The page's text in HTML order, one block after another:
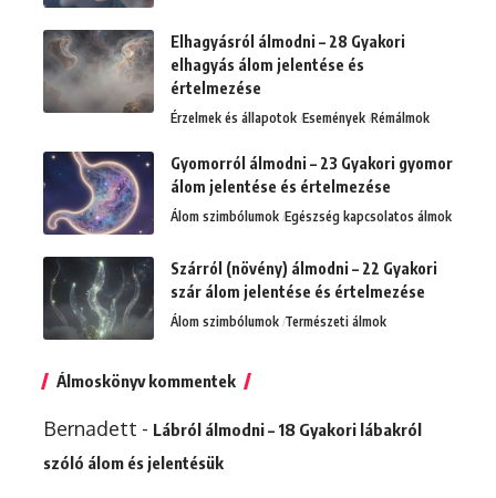
Elhagyásról álmodni – 28 Gyakori
elhagyás álom jelentése és
értelmezése
Érzelmek és állapotok Események Rémálmok
Gyomorról álmodni – 23 Gyakori gyomor
álom jelentése és értelmezése
Álom szimbólumok Egészség kapcsolatos álmok
Szárról (növény) álmodni – 22 Gyakori
szár álom jelentése és értelmezése
Álom szimbólumok Természeti álmok
Álmoskönyv kommentek
Bernadett - Lábról álmodni – 18 Gyakori lábakról
szóló álom és jelentésük